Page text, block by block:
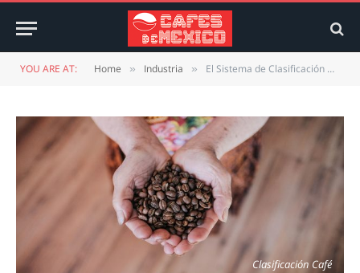
YOU ARE AT: Home » Industria » El Sistema de Clasificación Brasileño
Clasificación Café